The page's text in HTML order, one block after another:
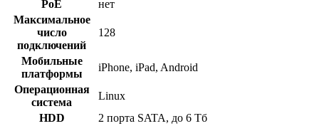
PoE
нет
Максимальное
число
подключений
128
Мобильные
платформы
iPhone, iPad, Android
Операционная
система
Linux
HDD
2 порта SATA, до 6 Тб